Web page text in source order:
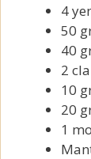
4
50
40
2
10
20
1